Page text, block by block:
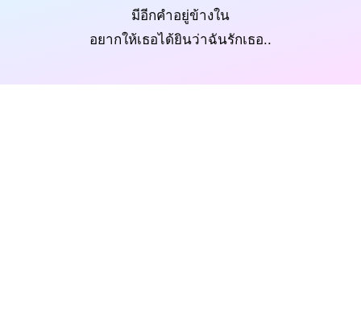
มีอีกคำอยู่ข้างใน
อยากให้เธอได้ยินว่าฉันรักเธอ..